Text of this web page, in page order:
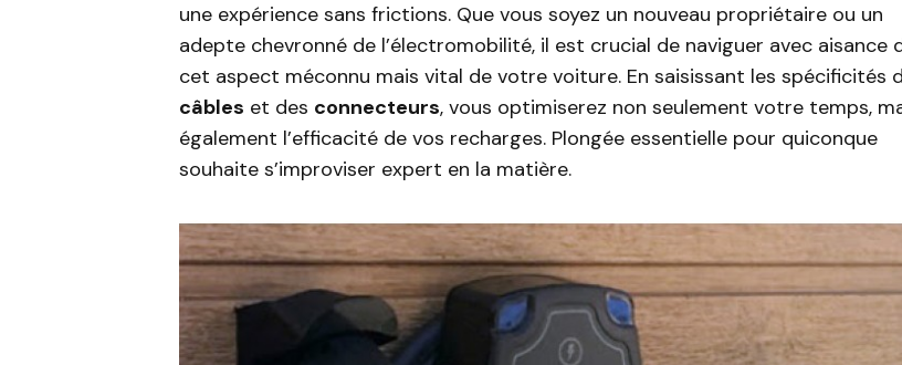
une expérience sans frictions. Que vous soyez un nouveau propriétaire ou un
adepte chevronné de l’électromobilité, il est crucial de naviguer avec aisance
cet aspect méconnu mais vital de votre voiture. En saisissant les spécificités
câbles et des connecteurs, vous optimiserez non seulement votre temps,
également l’efficacité de vos recharges. Plongée essentielle pour quiconque
souhaite s’improviser expert en la matière.